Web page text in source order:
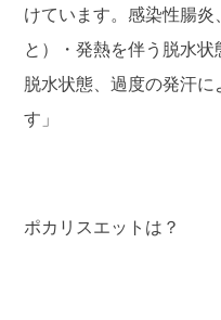
けています。感染性腸炎
と）・発熱を伴う脱水
脱水状態、過度の発汗
す」
ポカリスエットは？